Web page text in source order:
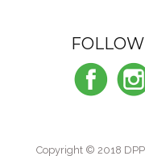
FOLLOW
Copyright © 2018